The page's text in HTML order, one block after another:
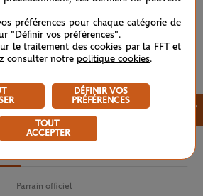
Parrain officiel
préférences pour chaque catégorie de
"Définir vos préférences".
le traitement des cookies par la FFT et
consulter notre politique cookies.
DÉFINIR VOS
PRÉFÉRENCES
TOUT
ACCEPTER